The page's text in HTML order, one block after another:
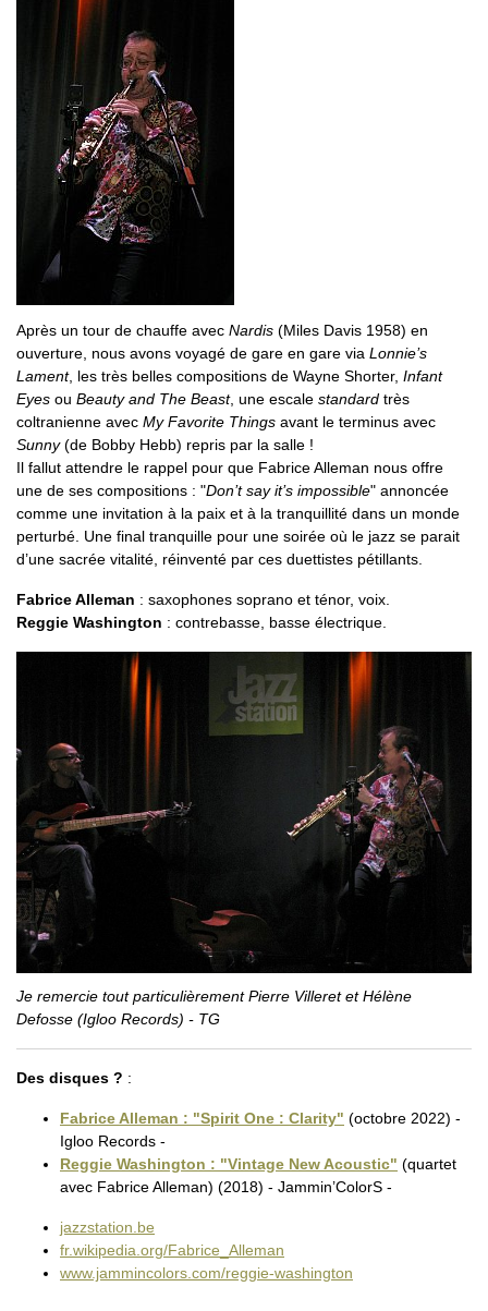
Après un tour de chauffe avec Nardis (Miles Davis 1958) en
ouverture, nous avons voyagé de gare en gare via Lonnie’s
Lament, les très belles compositions de Wayne Shorter, Infant
Eyes ou Beauty and The Beast, une escale standard très
coltranienne avec My Favorite Things avant le terminus avec
Sunny(de Bobby Hebb) repris par la salle !
Il fallut attendre le rappel pour que Fabrice Alleman nous offre
une de ses compositions : "Don’t say it’s impossible" annoncée
comme une invitation à la paix et à la tranquillité dans un monde
perturbé. Une final tranquille pour une soirée où le jazz se parait
d’une sacrée vitalité, réinventé par ces duettistes pétillants.
Fabrice Alleman : saxophones soprano et ténor, voix.
Reggie Washington : contrebasse, basse électrique.
Je remercie tout particulièrement Pierre Villeret et Hélène
Defosse (Igloo Records) - TG
Des disques ? :
Fabrice Alleman : "Spirit One : Clarity" (octobre 2022) -
Igloo Records -
Reggie Washington : "Vintage New Acoustic" (quartet
avec Fabrice Alleman) (2018) - Jammin’ColorS -
jazzstation.be
fr.wikipedia.org/Fabrice_Alleman
www.jammincolors.com/reggie-washington